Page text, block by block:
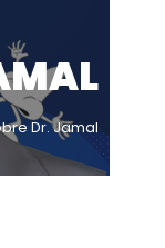
Dr. Jamal